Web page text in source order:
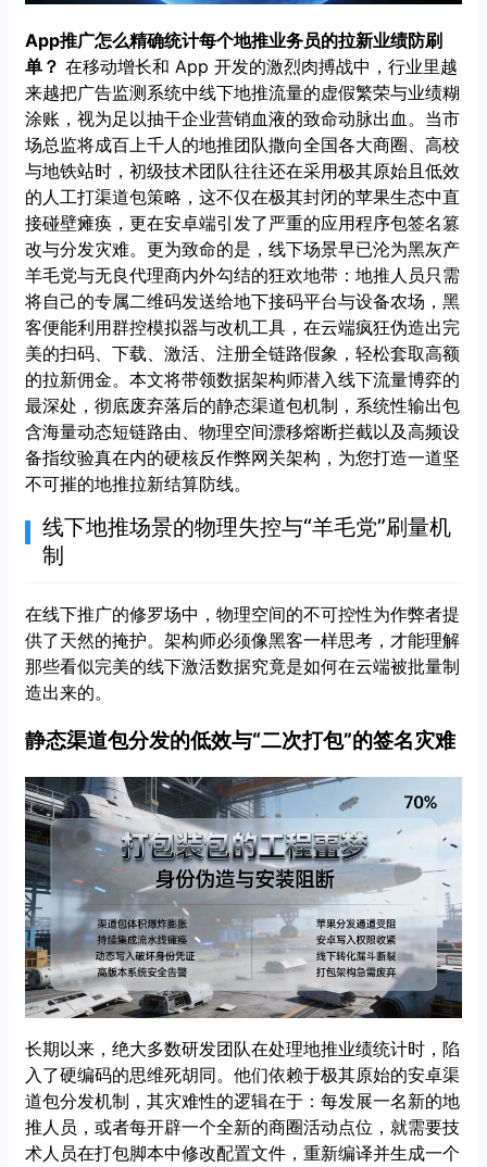
App推广怎么精确统计每个地推业务员的拉新业绩防刷
单？ 在移动增长和 App 开发的激烈肉搏战中，行业里越
来越把广告监测系统中线下地推流量的虚假繁荣与业绩糊
涂账，视为足以抽干企业营销血液的致命动脉出血。当市
场总监将成百上千人的地推团队撒向全国各大商圈、高校
与地铁站时，初级技术团队往往还在采用极其原始且低效
的人工打渠道包策略，这不仅在极其封闭的苹果生态中直
接碰壁瘫痪，更在安卓端引发了严重的应用程序包签名篡
改与分发灾难。更为致命的是，线下场景早已沦为黑灰产
羊毛党与无良代理商内外勾结的狂欢地带：地推人员只需
将自己的专属二维码发送给地下接码平台与设备农场，黑
客便能利用群控模拟器与改机工具，在云端疯狂伪造出完
美的扫码、下载、激活、注册全链路假象，轻松套取高额
的拉新佣金。本文将带领数据架构师潜入线下流量博弈的
最深处，彻底废弃落后的静态渠道包机制，系统性输出包
含海量动态短链路由、物理空间漂移熔断拦截以及高频设
备指纹验真在内的硬核反作弊网关架构，为您打造一道坚
不可摧的地推拉新结算防线。
线下地推场景的物理失控与“羊毛党”刷量机
制
在线下推广的修罗场中，物理空间的不可控性为作弊者提
供了天然的掩护。架构师必须像黑客一样思考，才能理解
那些看似完美的线下激活数据究竟是如何在云端被批量制
造出来的。
静态渠道包分发的低效与“二次打包”的签名灾难
长期以来，绝大多数研发团队在处理地推业绩统计时，陷
入了硬编码的思维死胡同。他们依赖于极其原始的安卓渠
道包分发机制，其灾难性的逻辑在于：每发展一名新的地
推人员，或者每开辟一个全新的商圈活动点位，就需要技
术人员在打包脚本中修改配置文件，重新编译并生成一个